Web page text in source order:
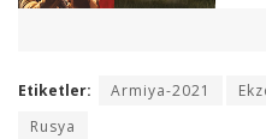
Etiketler: Armiya-2021
Rusya